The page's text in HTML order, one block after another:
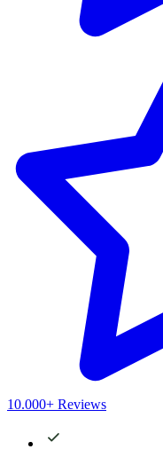
10.000+ Reviews